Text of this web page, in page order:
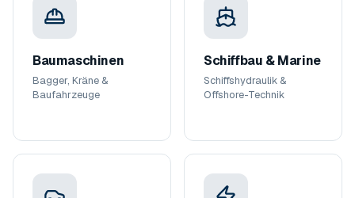
Baumaschinen
Bagger, Kräne &
Baufahrzeuge
Schiffbau & Marine
Schiffshydraulik &
Offshore-Technik